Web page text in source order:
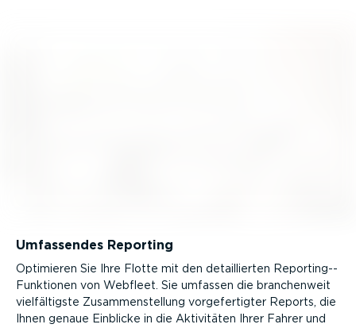
Umfassendes Reporting
Optimieren Sie Ihre Flotte mit den detail­lierten Reportin­g-­
Funk­tionen von Webfleet. Sie umfassen die branchenweit
vielfäl­tigste Zusam­men­stellung vorge­fer­tigter Reports, die
Ihnen genaue Einblicke in die Aktivitäten Ihrer Fahrer und